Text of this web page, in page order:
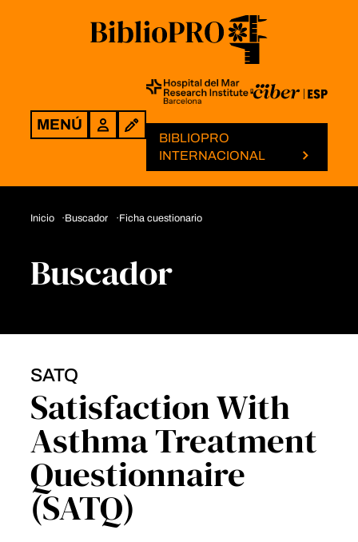
MENÚ Login
BIBLIOPRO
INTERNACIONAL
Inicio Buscador Ficha cuestionario
Buscador
SATQ
Satisfaction With
Asthma Treatment
Questionnaire
(SATQ)